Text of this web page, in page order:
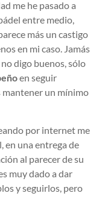
me he pasado a
entre medio,
más un castigo
en mi caso. Jamás
digo buenos, sólo
en seguir
mantener un mínimo
por internet me
en una entrega de
al parecer de su
muy dado a dar
y seguirlos, pero